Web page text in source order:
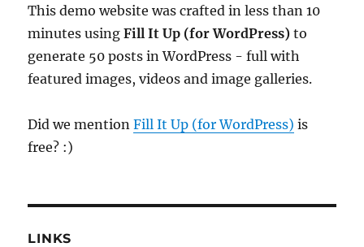
This demo website was crafted in less than 10
minutes usingFill It Up (for WordPress) to
generate 50 posts in WordPress - full with
featured images, videos and image galleries.
Did we mentionFill It Up (for WordPress) is
free? :)
LINKS